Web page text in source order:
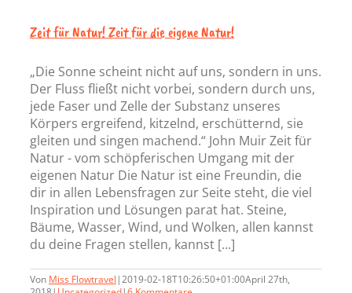
Zeit für Natur! Zeit für die eigene Natur!
„Die Sonne scheint nicht auf uns, sondern in uns.
Der Fluss fließt nicht vorbei, sondern durch uns,
jede Faser und Zelle der Substanz unseres
Körpers ergreifend, kitzelnd, erschütternd, sie
gleiten und singen machend.“ John Muir Zeit für
Natur - vom schöpferischen Umgang mit der
eigenen Natur Die Natur ist eine Freundin, die
dir in allen Lebensfragen zur Seite steht, die viel
Inspiration und Lösungen parat hat. Steine,
Bäume, Wasser, Wind, und Wolken, allen kannst
du deine Fragen stellen, kannst [...]
Von Miss Flowtravel |2019-02-18T10:26:50+01:00April 27th,